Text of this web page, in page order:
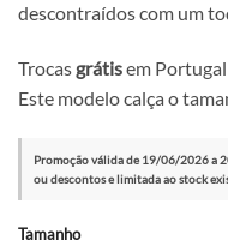
descontraídos com um
Trocas grátisem
Este modelo calça o
Promoção válida de 19/06/2026 a
ou descontos e limitada ao stock
Tamanho
Alternative: